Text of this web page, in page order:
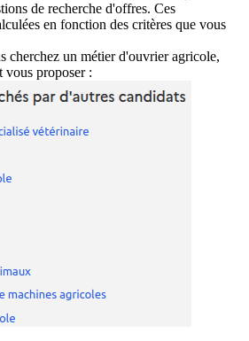
de recherche d'offres. Ces
en fonction des critères que vous
cherchez un métier d'ouvrier agricole,
vous proposer :